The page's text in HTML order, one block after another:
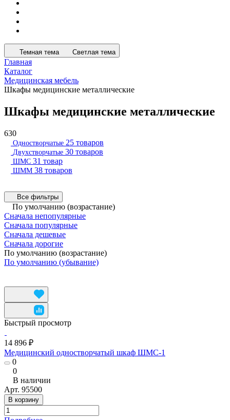
Темная тема Светлая тема
Главная
Каталог
Медицинская мебель
Шкафы медицинские металлические
Шкафы медицинские металлические
630
Одностворчатые 25 товаров
Двухстворчатые 30 товаров
ШМС 31 товар
ШММ 38 товаров
Все фильтры
По умолчанию (возрастание)
Сначала непопулярные
Сначала популярные
Сначала дешевые
Сначала дорогие
По умолчанию (возрастание)
По умолчанию (убывание)
Быстрый просмотр
14 896 ₽
Медицинский одностворчатый шкаф ШМС-1
0
0
В наличии
Арт. 95500
В корзину